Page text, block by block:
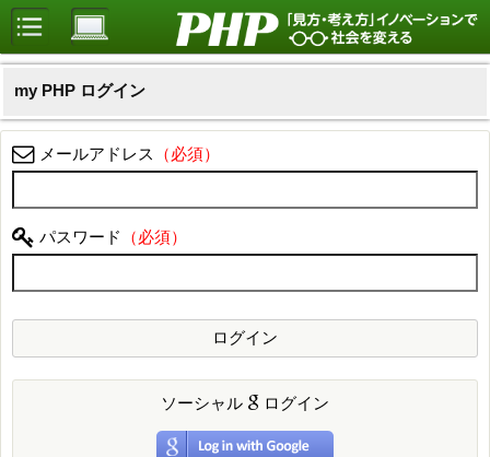
my PHP ログイン
メールアドレス
パスワード
ソーシャル ログイン